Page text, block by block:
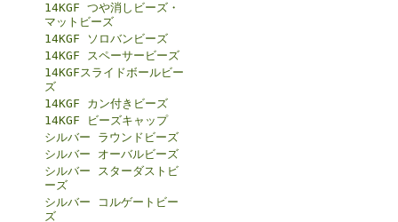
14KGF つや消しビーズ・
マットビーズ
14KGF ソロバンビーズ
14KGF スペーサービーズ
14KGFスライドボールビー
ズ
14KGF カン付きビーズ
14KGF ビーズキャップ
シルバー ラウンドビーズ
シルバー オーバルビーズ
シルバー スターダストビ
ーズ
シルバー コルゲートビー
ズ